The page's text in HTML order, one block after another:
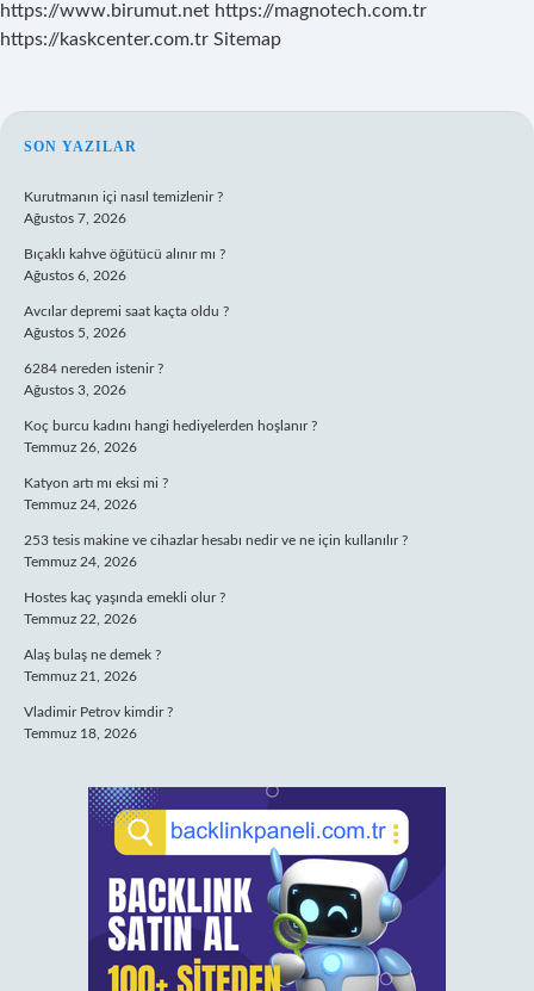
https://www.birumut.net https://magnotech.com.tr
https://kaskcenter.com.tr Sitemap
SIDEBAR
SON YAZILAR
Kurutmanın içi nasıl temizlenir ?
Ağustos 7, 2026
Bıçaklı kahve öğütücü alınır mı ?
Ağustos 6, 2026
Avcılar depremi saat kaçta oldu ?
Ağustos 5, 2026
6284 nereden istenir ?
Ağustos 3, 2026
Koç burcu kadını hangi hediyelerden hoşlanır ?
Temmuz 26, 2026
Katyon artı mı eksi mi ?
Temmuz 24, 2026
253 tesis makine ve cihazlar hesabı nedir ve ne için kullanılır ?
Temmuz 24, 2026
Hostes kaç yaşında emekli olur ?
Temmuz 22, 2026
Alaş bulaş ne demek ?
Temmuz 21, 2026
Vladimir Petrov kimdir ?
Temmuz 18, 2026